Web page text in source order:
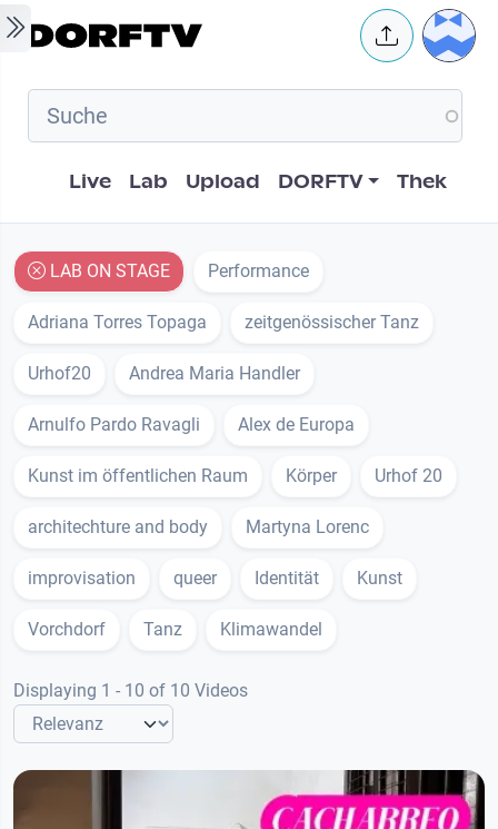
Skip to main content User
Hauptnavigation
Live Lab Upload DORFTV Thek
LAB ON STAGE Performance
Adriana Torres Topaga zeitgenössischer Tanz
Urhof20 Andrea Maria Handler
Arnulfo Pardo Ravagli Alex de Europa
Kunst im öffentlichen Raum Körper Urhof 20
architechture and body Martyna Lorenc
improvisation queer Identität Kunst
Vorchdorf Tanz Klimawandel
Displaying 1 - 10 of 10 Videos